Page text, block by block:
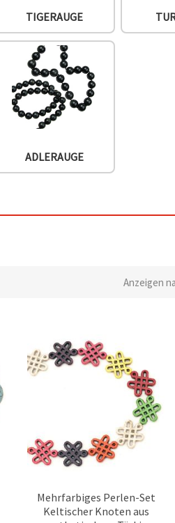
TIGERAUGE
ADLERAUGE
Anzeigen
Mehrfarbiges Perlen-Set
Keltischer Knoten aus